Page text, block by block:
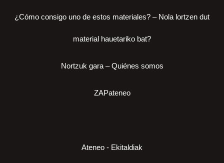
¿Cómo consigo uno de estos materiales? – Nola lortzen dut
material hauetariko bat?
Nortzuk gara – Quiénes somos
ZAPateneo
Ateneo - Ekitaldiak